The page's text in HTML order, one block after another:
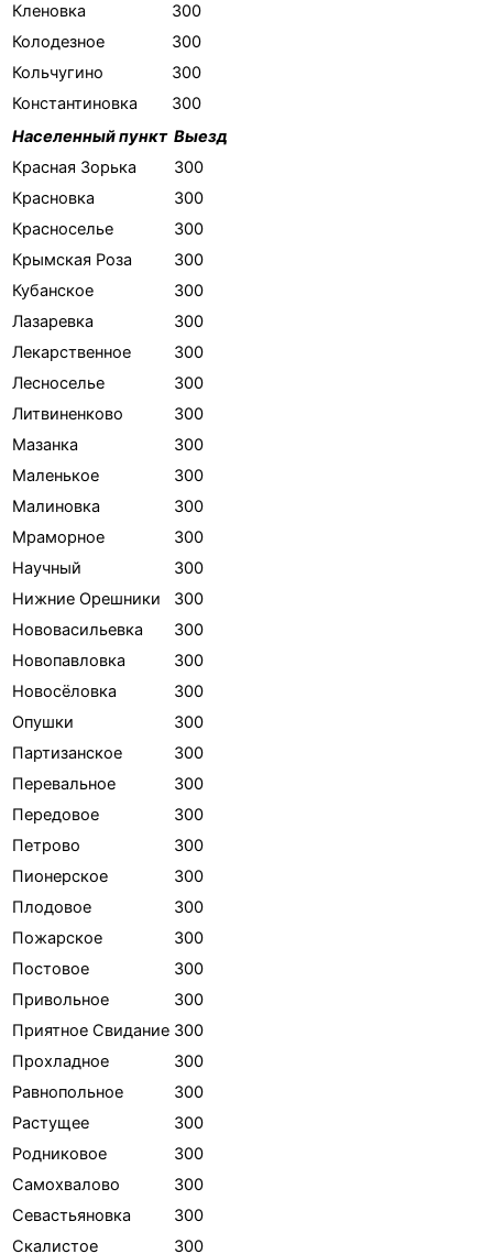
Кленовка
300
Колодезное
300
Кольчугино
300
Константиновка
300
Населенный пункт Выезд
Красная Зорька
300
Красновка
300
Красноселье
300
Крымская Роза
300
Кубанское
300
Лазаревка
300
Лекарственное
300
Лесноселье
300
Литвиненково
300
Мазанка
300
Маленькое
300
Малиновка
300
Мраморное
300
Научный
300
Нижние Орешники
300
Нововасильевка
300
Новопавловка
300
Новосёловка
300
Опушки
300
Партизанское
300
Перевальное
300
Передовое
300
Петрово
300
Пионерское
300
Плодовое
300
Пожарское
300
Постовое
300
Привольное
300
Приятное Свидание 300
Прохладное
300
Равнопольное
300
Растущее
300
Родниковое
300
Самохвалово
300
Севастьяновка
300
Скалистое
300